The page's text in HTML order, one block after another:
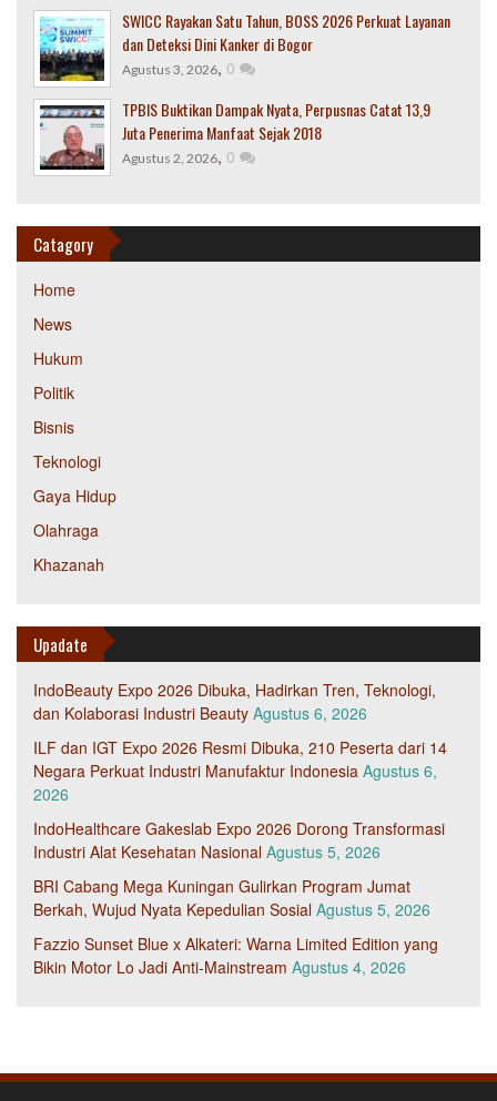
SWICC Rayakan Satu Tahun, BOSS 2026 Perkuat Layanan
dan Deteksi Dini Kanker di Bogor
Agustus 3, 2026, 0
TPBIS Buktikan Dampak Nyata, Perpusnas Catat 13,9
Juta Penerima Manfaat Sejak 2018
Agustus 2, 2026, 0
Catagory
Home
News
Hukum
Politik
Bisnis
Teknologi
Gaya Hidup
Olahraga
Khazanah
Upadate
IndoBeauty Expo 2026 Dibuka, Hadirkan Tren, Teknologi,
dan Kolaborasi Industri Beauty Agustus 6, 2026
ILF dan IGT Expo 2026 Resmi Dibuka, 210 Peserta dari 14
Negara Perkuat Industri Manufaktur Indonesia Agustus 6,
2026
IndoHealthcare Gakeslab Expo 2026 Dorong Transformasi
Industri Alat Kesehatan Nasional Agustus 5, 2026
BRI Cabang Mega Kuningan Gulirkan Program Jumat
Berkah, Wujud Nyata Kepedulian Sosial Agustus 5, 2026
Fazzio Sunset Blue x Alkateri: Warna Limited Edition yang
Bikin Motor Lo Jadi Anti-Mainstream Agustus 4, 2026